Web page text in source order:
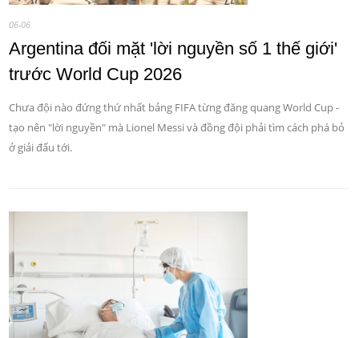
06-06
Argentina đối mặt 'lời nguyền số 1 thế giới'
trước World Cup 2026
Chưa đội nào đứng thứ nhất bảng FIFA từng đăng quang World Cup -
tạo nên "lời nguyền" mà Lionel Messi và đồng đội phải tìm cách phá bỏ
ở giải đấu tới.